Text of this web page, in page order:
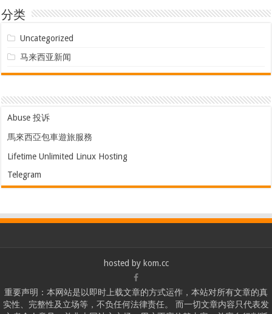
分类
Uncategorized
马来西亚新闻
Abuse 投诉
馬來西亞包車遊旅服務
Lifetime Unlimited Linux Hosting
Telegram
hosted by kom.cc
重要声明：本网站是以即时上载文章的方式运作，本站对所有文章的真
实性、完整性及立场等，不负任何法律责任。 而一切文章内容只代表发